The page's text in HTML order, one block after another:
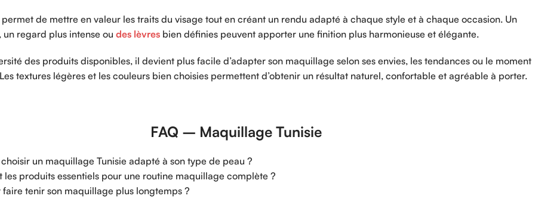
de mettre en valeur les traits du visage tout en créant un rendu adapté à chaque style et à chaque occasion. Un
regard plus intense ou des lèvresbien définies peuvent apporter une finition plus harmonieuse et élégante.
des produits disponibles, il devient plus facile d’adapter son maquillage selon ses envies, les tendances ou le moment
textures légères et les couleurs bien choisies permettent d’obtenir un résultat naturel, confortable et agréable à porter.
FAQ – Maquillage Tunisie
choisir un maquillage Tunisie adapté à son type de peau ?
les produits essentiels pour une routine maquillage complète ?
faire tenir son maquillage plus longtemps ?